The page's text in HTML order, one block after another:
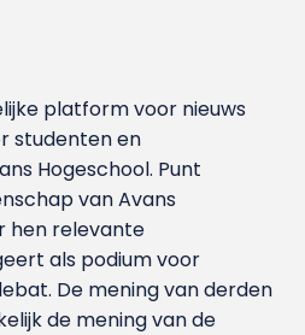
platform voor nieuws
studenten en
Hoge­school. Punt
van Avans
hen relevante
als podium voor
De mening van derden
de mening van de